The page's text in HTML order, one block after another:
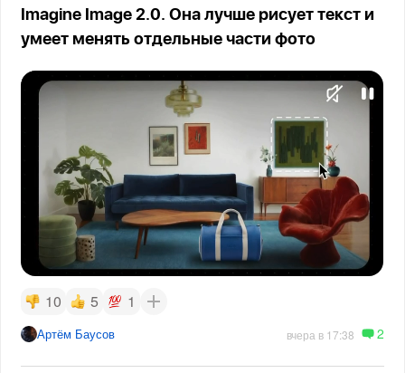
Imagine Image 2.0. Она лучше рисует текст и
умеет менять отдельные части фото
10 5 1
Артём Баусов вчера в 17:38 2